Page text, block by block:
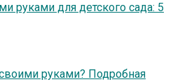
руками для детского сада: 5
руками? Подробная